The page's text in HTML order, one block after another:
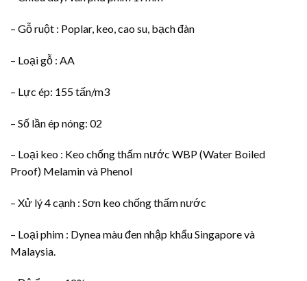
– Gỗ ruột : Poplar, keo, cao su, bạch đàn
– Loại gỗ : AA
– Lực ép: 155 tấn/m3
– Số lần ép nóng: 02
– Loại keo : Keo chống thấm nước WBP (Water Boiled
Proof) Melamin và Phenol
– Xử lý 4 cạnh : Sơn keo chống thấm nước
– Loại phim : Dynea màu đen nhập khẩu Singapore và
Malaysia.